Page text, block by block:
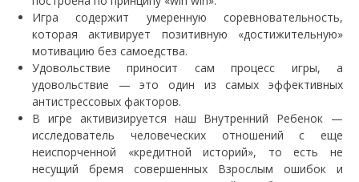
Игра содержит умеренную соревновательность,
которая активирует позитивную «достижительную»
мотивацию без самоедства.
Удовольствие приносит сам процесс игры, а
удовольствие — это один из самых эффективных
антистрессовых факторов.
В игре активизируется наш Внутренний Ребенок —
исследователь человеческих отношений с еще
неиспорченной «кредитной историй», то есть не
несущий бремя совершенных Взрослым ошибок и